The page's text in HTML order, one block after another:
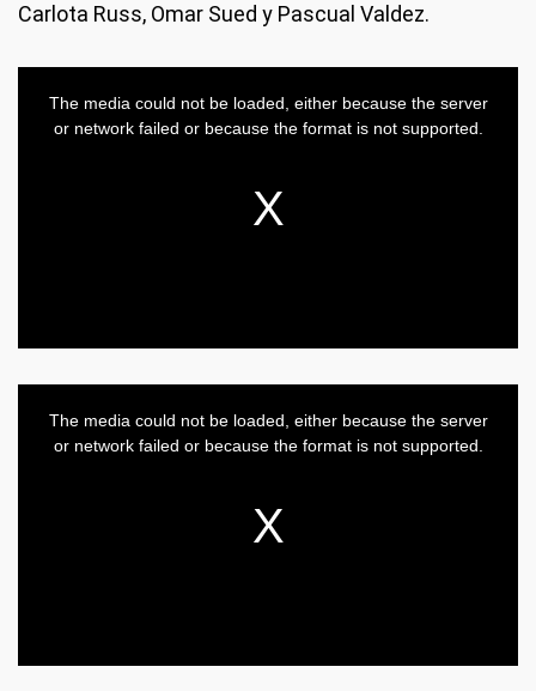
Carlota Russ, Omar Sued y Pascual Valdez.